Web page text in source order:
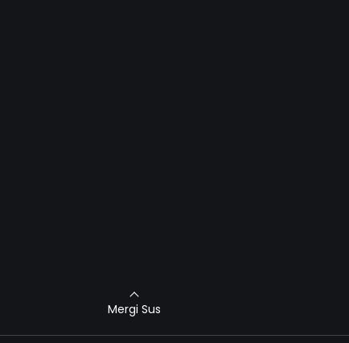
Mergi Sus